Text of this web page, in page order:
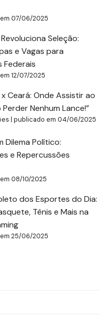
07/06/2025
Seleção:
e Vagas para
Federais
12/07/2025
Ceará: Onde Assistir ao
Nenhum Lance!”
|publicado em 04/06/2025
Dilema Político:
e Repercussões
08/10/2025
dos Esportes do Dia:
Tênis e Mais na
25/06/2025